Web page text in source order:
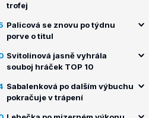
trofej
Palicová se znovu po týdnu
porve o titul
Svitolinová jasně vyhrála
souboj hráček TOP 10
Sabalenková po dalším výbuchu
pokračuje v trápení